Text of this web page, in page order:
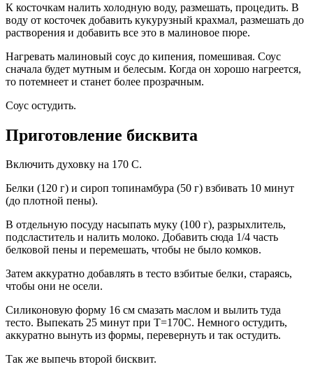
К косточкам налить холодную воду, размешать, процедить. В
воду от косточек добавить кукурузный крахмал, размешать до
растворения и добавить все это в малиновое пюре.
Нагревать малиновый соус до кипения, помешивая. Соус
сначала будет мутным и белесым. Когда он хорошо нагреется,
то потемнеет и станет более прозрачным.
Соус остудить.
Приготовление бисквита
Включить духовку на 170 С.
Белки (120 г) и сироп топинамбура (50 г) взбивать 10 минут
(до плотной пены).
В отдельную посуду насыпать муку (100 г), разрыхлитель,
подсластитель и налить молоко. Добавить сюда 1/4 часть
белковой пены и перемешать, чтобы не было комков.
Затем аккуратно добавлять в тесто взбитые белки, стараясь,
чтобы они не осели.
Силиконовую форму 16 см смазать маслом и вылить туда
тесто. Выпекать 25 минут при Т=170С. Немного остудить,
аккуратно вынуть из формы, перевернуть и так остудить.
Так же выпечь второй бисквит.